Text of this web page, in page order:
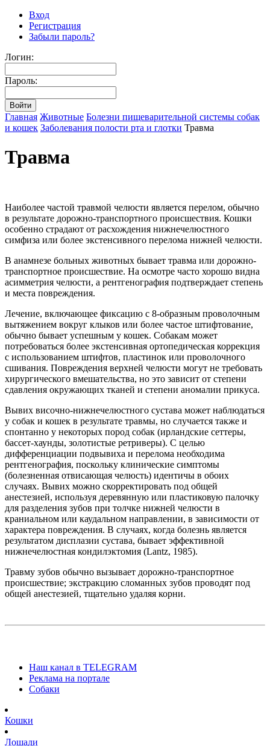
Вход
Регистрация
Забыли пароль?
Логин:
Пароль:
Главная Животные Болезни пищеварительной системы собак
и кошек Заболевания полости рта и глотки Травма
Травма
Наиболее частой травмой челюсти является перелом, обычно
в результате дорожно-транспортного происшествия. Кошки
особенно страдают от расхождения нижнечелюстного
симфиза или более экстенсивного перелома нижней челюсти.
В анамнезе больных животных бывает травма или дорожно-
транспортное происшествие. На осмотре часто хорошо видна
асимметрия челюсти, а рентгенография подтверждает степень
и места повреждения.
Лечение, включающее фиксацию с 8-образным проволочным
вытяжением вокруг клыков или более частое штифтование,
обычно бывает успешным у кошек. Собакам может
потребоваться более экстенсивная ортопедическая коррекция
с использованием штифтов, пластинок или проволочного
сшивания. Повреждения верхней челюсти могут не требовать
хирургического вмешательства, но это зависит от степени
сдавления окружающих тканей и степени аномалии прикуса.
Вывих височно-нижнечелюстного сустава может наблюдаться
у собак и кошек в результате травмы, но случается также и
спонтанно у некоторых пород собак (ирландские сеттеры,
бассет-хаунды, золотистые ретриверы). С целью
дифференциации подвывиха и перелома необходима
рентгенография, поскольку клинические симптомы
(болезненная отвисающая челюсть) идентичы в обоих
случаях. Вывих можно скорректировать под общей
анестезией, используя деревянную или пластиковую палочку
для разделения зубов при толчке нижней челюсти в
краниальном или каудальном направлении, в зависимости от
характера повреждения. В случаях, когда болезнь является
результатом дисплазии сустава, бывает эффективной
нижнечелюстная кондилэктомия (Lantz, 1985).
Травму зубов обычно вызывает дорожно-транспортное
происшествие; экстракцию сломанных зубов проводят под
общей анестезией, тщательно удаляя корни.
Наш канал в TELEGRAM
Реклама на портале
Собаки
Кошки
Лошади